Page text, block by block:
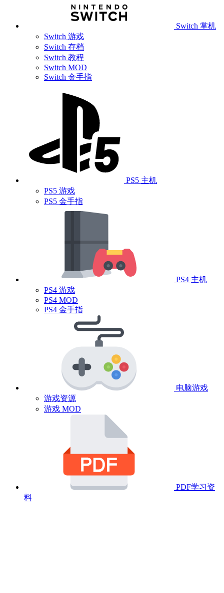
Switch 掌机
Switch 游戏
Switch 存档
Switch 教程
Switch MOD
Switch 金手指
PS5 主机
PS5 游戏
PS5 金手指
PS4 主机
PS4 游戏
PS4 MOD
PS4 金手指
电脑游戏
游戏资源
游戏 MOD
PDF学习资
料